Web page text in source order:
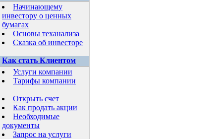
Начинающему
инвестору о ценных
бумагах
Основы теханализа
Сказка об инвесторе
Как стать Клиентом
Услуги компании
Тарифы компании
Открыть счет
Как продать акции
Необходимые
документы
Запрос на услуги